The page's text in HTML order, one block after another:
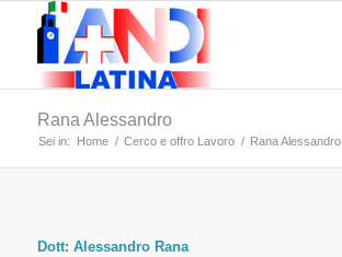
Rana Alessandro
Sei in: Home / Cerco e offro Lavoro / Rana Alessandro
Dott: Alessandro Rana